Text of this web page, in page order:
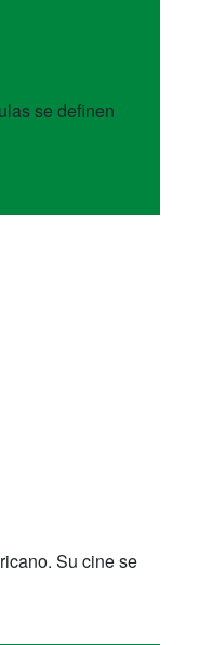
se definen
Su cine se